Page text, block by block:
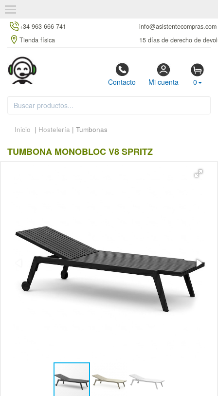
+34 963 666 741
info@asistentecompras.com
Tienda física
15 días de derecho de
Contacto Mi cuenta 0
Inicio | Hostelería | Tumbonas
TUMBONA MONOBLOC V8 SPRITZ